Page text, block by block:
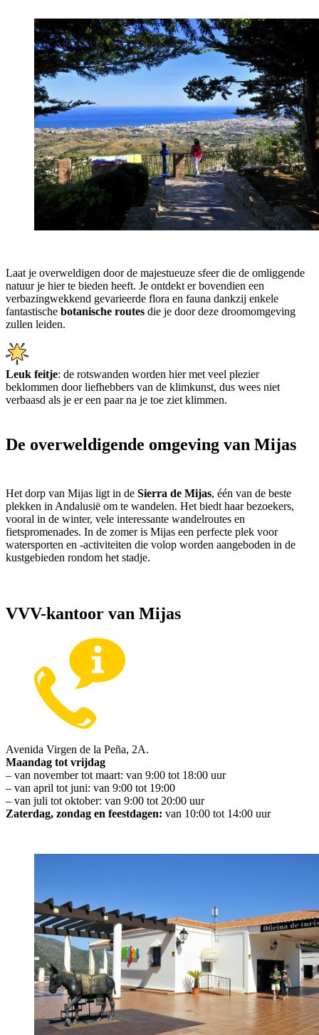
Laat je overweldigen door de majestueuze sfeer die de omliggende
natuur je hier te bieden heeft. Je ontdekt er bovendien een
verbazingwekkend gevarieerde flora en fauna dankzij enkele
fantastische botanische routes die je door deze droomomgeving
zullen leiden.
Leuk feitje: de rotswanden worden hier met veel plezier
beklommen door liefhebbers van de klimkunst, dus wees niet
verbaasd als je er een paar na je toe ziet klimmen.
De overweldigende omgeving van Mijas
Het dorp van Mijas ligt in de Sierra de Mijas, één van de beste
plekken in Andalusië om te wandelen. Het biedt haar bezoekers,
vooral in de winter, vele interessante wandelroutes en
fietspromenades. In de zomer is Mijas een perfecte plek voor
watersporten en -activiteiten die volop worden aangeboden in de
kustgebieden rondom het stadje.
VVV-kantoor van Mijas
Avenida Virgen de la Peña, 2A.
Maandag tot vrijdag
– van november tot maart: van 9:00 tot 18:00 uur
– van april tot juni: van 9:00 tot 19:00
– van juli tot oktober: van 9:00 tot 20:00 uur
Zaterdag, zondag en feestdagen: van 10:00 tot 14:00 uur